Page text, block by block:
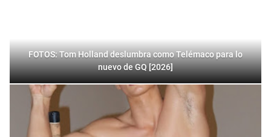
FOTOS: Tom Holland deslumbra como Telémaco para lo
nuevo de GQ [2026]